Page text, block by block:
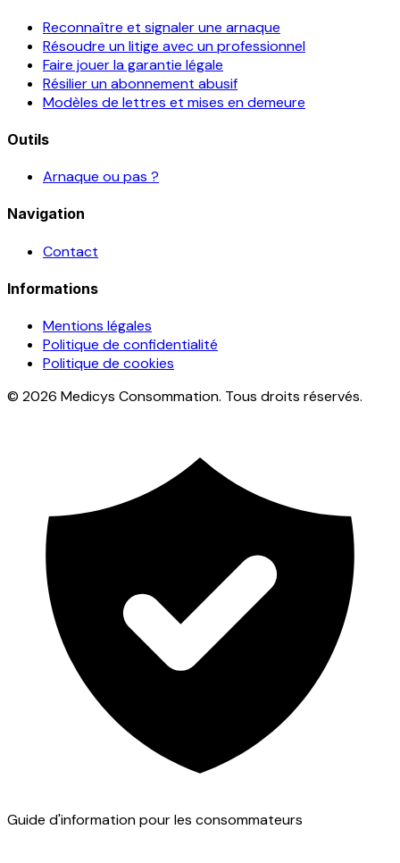
Reconnaître et signaler une arnaque
Résoudre un litige avec un professionnel
Faire jouer la garantie légale
Résilier un abonnement abusif
Modèles de lettres et mises en demeure
Outils
Arnaque ou pas ?
Navigation
Contact
Informations
Mentions légales
Politique de confidentialité
Politique de cookies
© 2026 Medicys Consommation. Tous droits réservés.
Guide d'information pour les consommateurs